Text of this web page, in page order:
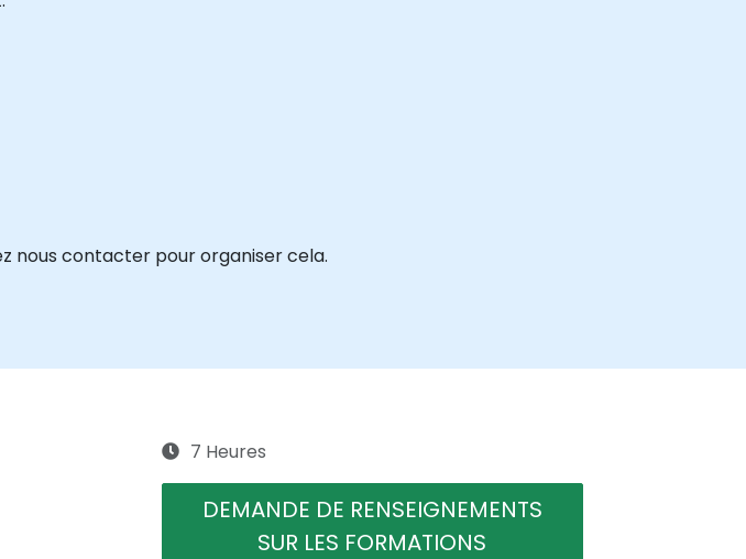
nous contacter pour organiser cela.
7 Heures
DEMANDE DE RENSEIGNEMENTS
SUR LES FORMATIONS